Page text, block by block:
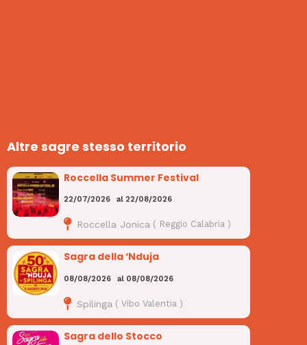
Altre sagre stesso territorio
Roccella Summer Festival
22/07/2026 al 22/08/2026
Roccella Jonica ( Reggio Calabria )
Sagra della ‘Nduja
08/08/2026 al 08/08/2026
Spilinga (Vibo Valentia )
Sagra dello Stocco